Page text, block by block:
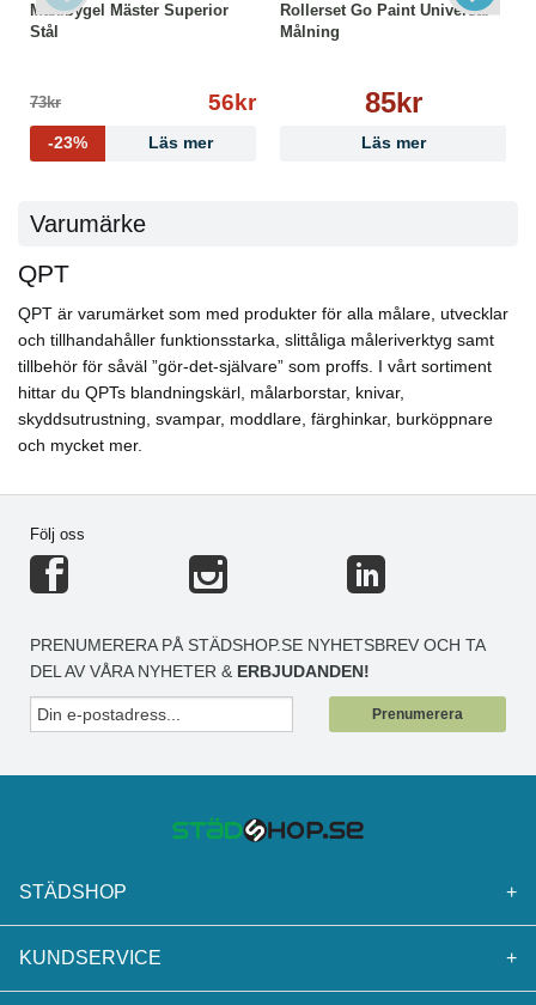
Maxibygel Mäster Superior
Stål
73kr 56kr
-23% Läs mer
Rollerset Go Paint Universal
Målning
85kr
Läs mer
Varumärke
QPT
QPT är varumärket som med produkter för alla målare, utvecklar
och tillhandahåller funktionsstarka, slittåliga måleriverktyg samt
tillbehör för såväl ”gör-det-självare” som proffs. I vårt sortiment
hittar du QPTs blandningskärl, målarborstar, knivar,
skyddsutrustning, svampar, moddlare, färghinkar, burköppnare
och mycket mer.
Följ oss
PRENUMERERA PÅ STÄDSHOP.SE NYHETSBREV OCH TA
DEL AV VÅRA NYHETER & ERBJUDANDEN!
Prenumerera
STÄDSHOP +
KUNDSERVICE +